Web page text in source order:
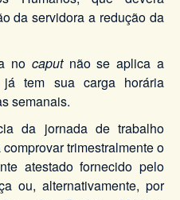
da servidora a redução da
no caputnão se aplica a
tem sua carga horária
semanais.
da jornada de trabalho
trimestralmente o
atestado fornecido pelo
ou, alternativamente, por